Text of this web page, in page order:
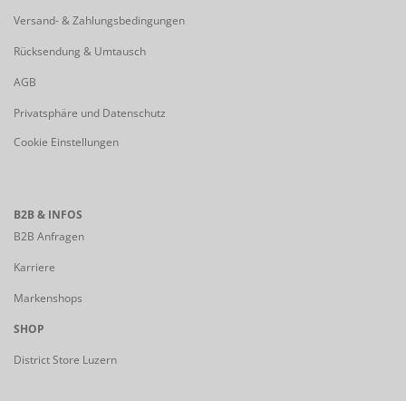
Versand- & Zahlungsbedingungen
Rücksendung & Umtausch
AGB
Privatsphäre und Datenschutz
Cookie Einstellungen
B2B & INFOS
B2B Anfragen
Karriere
Markenshops
SHOP
District Store Luzern